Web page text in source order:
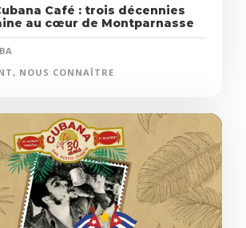
Café : trois décennies
au cœur de Montparnasse
, NOUS CONNAÎTRE